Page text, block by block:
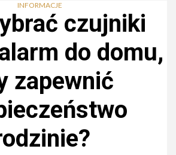
INFORMACJE
czujniki
do domu,
zapewnić